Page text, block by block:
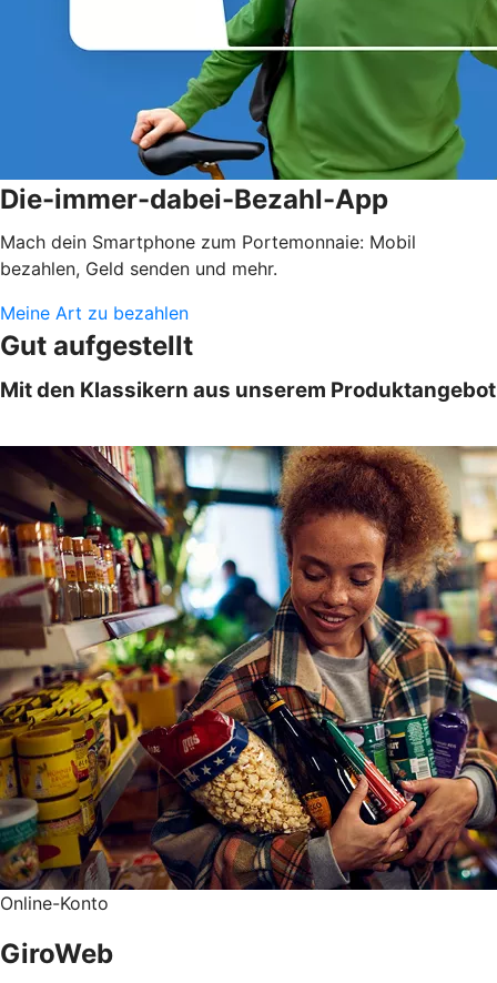
Die-immer-dabei-Bezahl-App
Mach dein Smartphone zum Portemonnaie: Mobil
bezahlen, Geld senden und mehr.
Meine Art zu bezahlen
Gut aufgestellt
Mit den Klassikern aus unserem Produktangebot
Online-Konto
GiroWeb